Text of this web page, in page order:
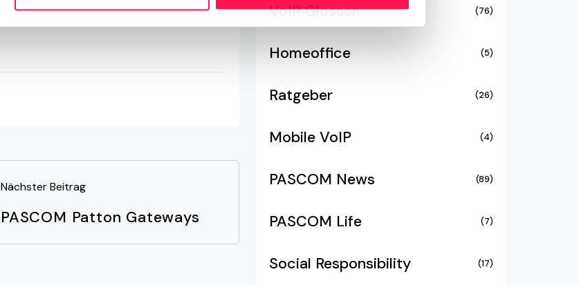
Nächster Beitrag
PASCOM Patton Gateways
VoIP Glossar (76)
Homeoffice (5)
Ratgeber (26)
Mobile VoIP (4)
PASCOM News (89)
PASCOM Life (7)
Social Responsibility (17)